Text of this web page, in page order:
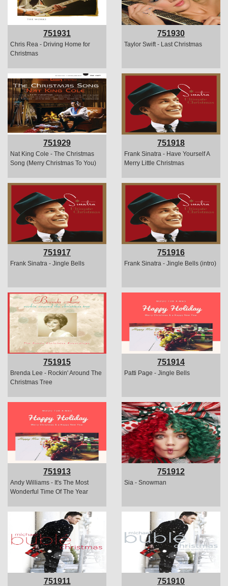
751931
Chris Rea - Driving Home for
Christmas
751930
Taylor Swift - Last Christmas
751929
Nat King Cole - The Christmas
Song (Merry Christmas To You)
751918
Frank Sinatra - Have Yourself A
Merry Little Christmas
751917
Frank Sinatra - Jingle Bells
751916
Frank Sinatra - Jingle Bells (intro)
751915
Brenda Lee - Rockin' Around The
Christmas Tree
751914
Patti Page - Jingle Bells
751913
Andy Williams - It's The Most
Wonderful Time Of The Year
751912
Sia - Snowman
751911 751910